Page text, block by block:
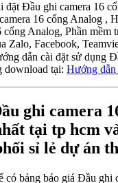
đặt Đầu ghi camera 16
16 cổng Analog ,
Analog, Phần mềm
Zalo, Facebook,
dẫn cài đặt sử dụng
download tại: Hướng dẫn
ghi camera
tại tp hcm
sỉ lẻ dự án
có bảng báo giá Đầu ghi